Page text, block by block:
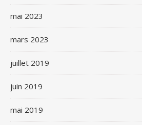
mai 2023
mars 2023
juillet 2019
juin 2019
mai 2019